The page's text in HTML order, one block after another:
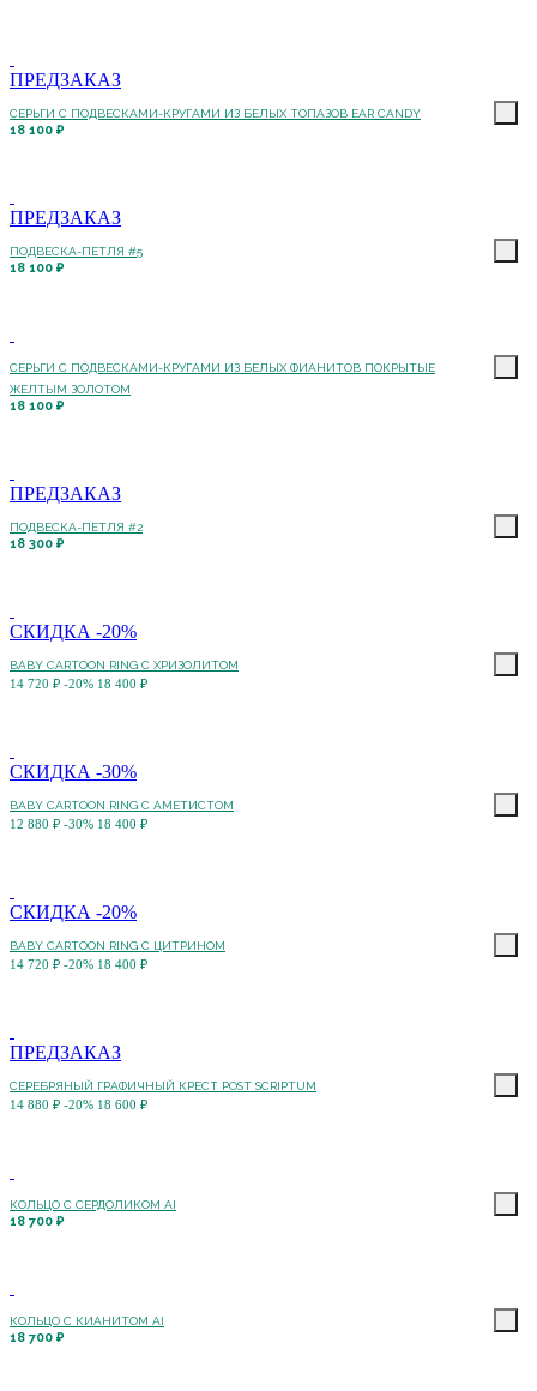
ПРЕДЗАКАЗ
СЕРЬГИ С ПОДВЕСКАМИ-КРУГАМИ ИЗ БЕЛЫХ ТОПАЗОВ EAR CANDY
18 100 ₽
ПРЕДЗАКАЗ
ПОДВЕСКА-ПЕТЛЯ #5
18 100 ₽
СЕРЬГИ С ПОДВЕСКАМИ-КРУГАМИ ИЗ БЕЛЫХ ФИАНИТОВ ПОКРЫТЫЕ
ЖЕЛТЫМ ЗОЛОТОМ
18 100 ₽
ПРЕДЗАКАЗ
ПОДВЕСКА-ПЕТЛЯ #2
18 300 ₽
СКИДКА -20%
BABY CARTOON RING С ХРИЗОЛИТОМ
14 720 ₽ -20% 18 400 ₽
СКИДКА -30%
BABY CARTOON RING С АМЕТИСТОМ
12 880 ₽ -30% 18 400 ₽
СКИДКА -20%
BABY CARTOON RING С ЦИТРИНОМ
14 720 ₽ -20% 18 400 ₽
ПРЕДЗАКАЗ
СЕРЕБРЯНЫЙ ГРАФИЧНЫЙ КРЕСТ POST SCRIPTUM
14 880 ₽ -20% 18 600 ₽
КОЛЬЦО С CЕРДОЛИКОМ AI
18 700 ₽
КОЛЬЦО С КИАНИТОМ AI
18 700 ₽